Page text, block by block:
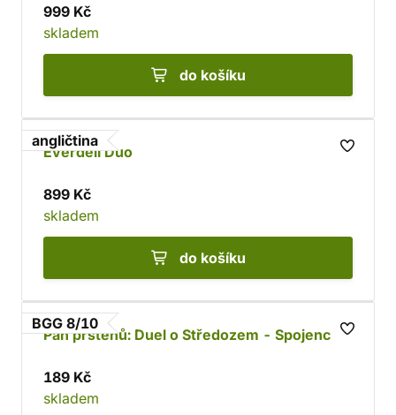
999 Kč
skladem
do košíku
angličtina
Everdell Duo
899 Kč
skladem
do košíku
BGG 8/10
Pán prstenů: Duel o Středozem - Spojenci
189 Kč
skladem